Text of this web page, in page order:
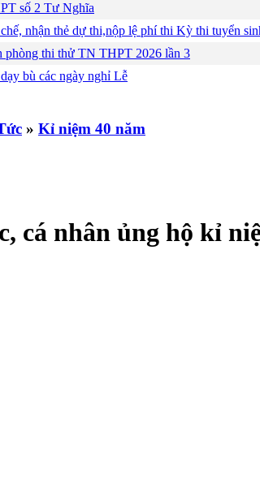
số 2 Tư Nghĩa
nhận thẻ dự thi,nộp lệ phí thi Kỳ thi tuyển
phòng thi thử TN THPT 2026 lần 3
bù các ngày nghỉ Lễ
» Kỉ niệm 40 năm
cá nhân ủng hộ kỉ